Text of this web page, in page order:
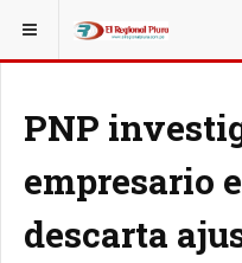
ESTÁ AQUÍ: LOCALES
PNP
empresario
descarta